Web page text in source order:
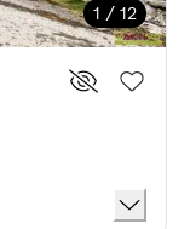
1 / 12